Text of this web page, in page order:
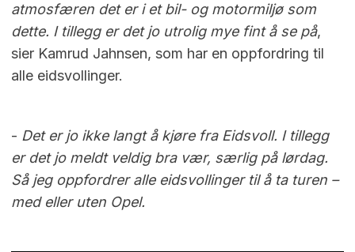
atmosfæren det er i et bil- og motormiljø som
dette. I tillegg er det jo utrolig mye fint å se på,
sier Kamrud Jahnsen, som har en oppfordring til
alle eidsvollinger.
- Det er jo ikke langt å kjøre fra Eidsvoll. I tillegg
er det jo meldt veldig bra vær, særlig på lørdag.
Så jeg oppfordrer alle eidsvollinger til å ta turen –
med eller uten Opel.